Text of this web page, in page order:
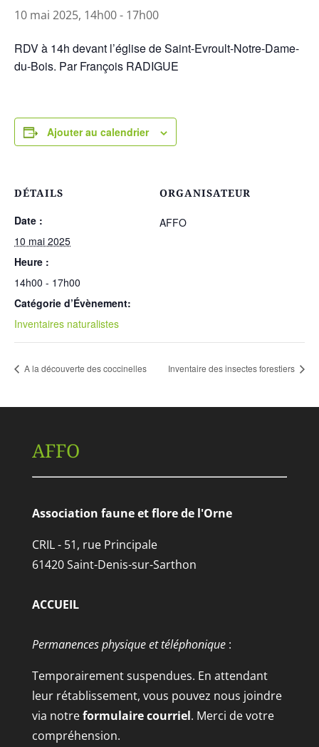
10 mai 2025, 14h00- 17h00
RDV à 14h devant l’église de Saint-Evroult-Notre-Dame-
du-Bois. Par François RADIGUE
Ajouter au calendrier
DÉTAILS
Date :
10 mai 2025
Heure :
14h00 - 17h00
Catégorie d’Évènement:
Inventaires naturalistes
ORGANISATEUR
AFFO
A la découverte des coccinelles Inventaire des insectes forestiers
AFFO
Association faune et flore de l'Orne
CRIL - 51, rue Principale
61420 Saint-Denis-sur-Sarthon
ACCUEIL
Permanences physique et téléphonique :
Temporairement suspendues. En attendant
leur rétablissement, vous pouvez nous joindre
via notreformulaire courriel. Merci de votre
compréhension.